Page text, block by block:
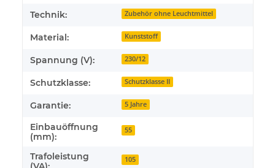
Technik: Zubehör ohne Leuchtmittel
Material: Kunststoff
Spannung (V): 230/12
Schutzklasse: Schutzklasse II
Garantie: 5 Jahre
Einbauöffnung
(mm):
55
Trafoleistung
105